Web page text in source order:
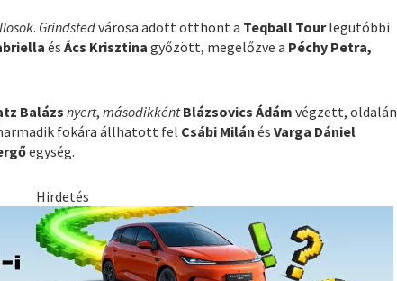
. Grindstedvárosa adott otthont a Teqball Tourlegutóbbi
ésÁcs Krisztinagyőzött, megelőzve a Péchy Petra,
Balázsnyert,másodikkéntBlázsovics Ádámvégzett, oldalán
fokára állhatott fel Csábi MilánésVarga Dániel
egység.
Hirdetés